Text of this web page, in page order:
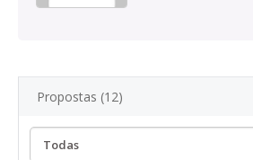
Propostas (12)